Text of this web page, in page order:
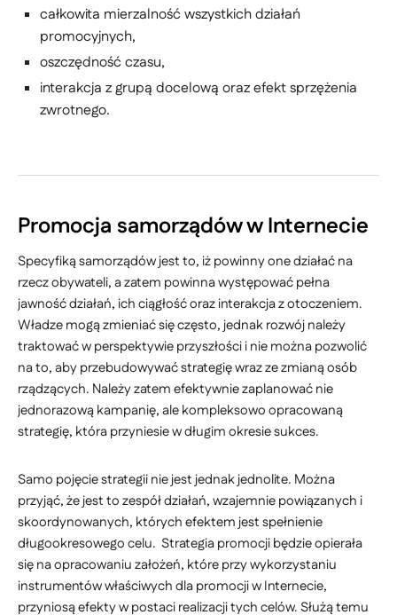
całkowita mierzalność wszystkich działań
promocyjnych,
oszczędność czasu,
interakcja z grupą docelową oraz efekt sprzężenia
zwrotnego.
Promocja samorządów w Internecie
Specyfiką samorządów jest to, iż powinny one działać na
rzecz obywateli, a zatem powinna występować pełna
jawność działań, ich ciągłość oraz interakcja z otoczeniem.
Władze mogą zmieniać się często, jednak rozwój należy
traktować w perspektywie przyszłości i nie można pozwolić
na to, aby przebudowywać strategię wraz ze zmianą osób
rządzących. Należy zatem efektywnie zaplanować nie
jednorazową kampanię, ale kompleksowo opracowaną
strategię, która przyniesie w długim okresie sukces.
Samo pojęcie strategii nie jest jednak jednolite. Można
przyjąć, że jest to zespół działań, wzajemnie powiązanych i
skoordynowanych, których efektem jest spełnienie
długookresowego celu. Strategia promocji będzie opierała
się na opracowaniu założeń, które przy wykorzystaniu
instrumentów właściwych dla promocji w Internecie,
przyniosą efekty w postaci realizacji tych celów. Służą temu